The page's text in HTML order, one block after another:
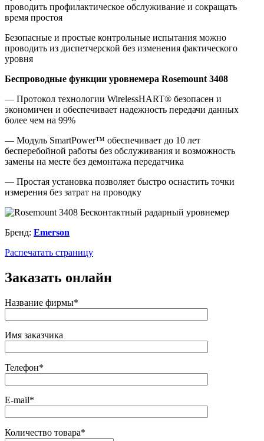
проводить профилактическое обслуживание и сокращать
время простоя
Безопасные и простые контрольные испытания можно
проводить из диспетчерской без изменения фактического
уровня
Беспроводные функции уровнемера Rosemount 3408
— Протокол технологии WirelessHART® безопасен и
экономичен и обеспечивает надежность передачи данных
более чем на 99%
— Модуль SmartPower™ обеспечивает до 10 лет
бесперебойной работы без обслуживания и возможность
замены на месте без демонтажа передатчика
— Простая установка позволяет быстро оснастить точки
измерения без затрат на проводку
Бренд: Emerson
Распечатать страницу
Заказать онлайн
Название фирмы*
Имя заказчика
Телефон*
E-mail*
Количество товара*